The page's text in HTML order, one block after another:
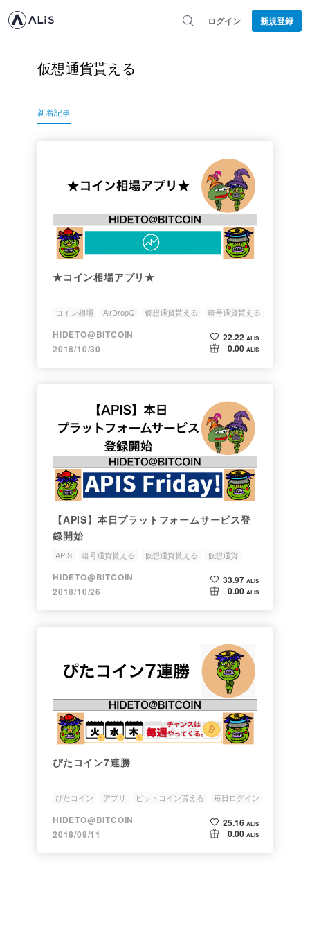
ログイン 新規登録
仮想通貨貰える
新着記事
★コイン相場アプリ★
コイン相場 AirDropQ 仮想通貨貰える
暗号通貨貰える
AirDropヒント
HIDETO@BITCOIN
2018/10/30
22.22 ALIS
0.00 ALIS
【APIS】本日プラットフォームサービス登
録開始
APIS 暗号通貨貰える 仮想通貨貰える
仮想通貨
暗号通貨
HIDETO@BITCOIN
2018/10/26
33.97 ALIS
0.00 ALIS
ぴたコイン7連勝
ぴたコイン アプリ ビットコイン貰える
毎日ログイン
仮想通貨貰える
HIDETO@BITCOIN
2018/09/11
25.16 ALIS
0.00 ALIS